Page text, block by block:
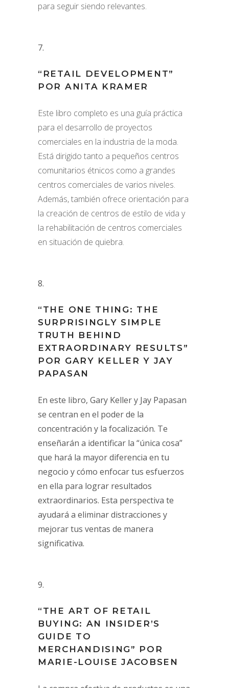
para seguir siendo relevantes.
“RETAIL DEVELOPMENT”
POR ANITA KRAMER
Este libro completo es una guía práctica
para el desarrollo de proyectos
comerciales en la industria de la moda.
Está dirigido tanto a pequeños centros
comunitarios étnicos como a grandes
centros comerciales de varios niveles.
Además, también ofrece orientación para
la creación de centros de estilo de vida y
la rehabilitación de centros comerciales
en situación de quiebra.
“THE ONE THING: THE
SURPRISINGLY SIMPLE
TRUTH BEHIND
EXTRAORDINARY RESULTS”
POR GARY KELLER Y JAY
PAPASAN
En este libro, Gary Keller y Jay Papasan
se centran en el poder de la
concentración y la focalización. Te
enseñarán a identificar la “única cosa”
que hará la mayor diferencia en tu
negocio y cómo enfocar tus esfuerzos
en ella para lograr resultados
extraordinarios. Esta perspectiva te
ayudará a eliminar distracciones y
mejorar tus ventas de manera
significativa.
“THE ART OF RETAIL
BUYING: AN INSIDER’S
GUIDE TO
MERCHANDISING” POR
MARIE-LOUISE JACOBSEN